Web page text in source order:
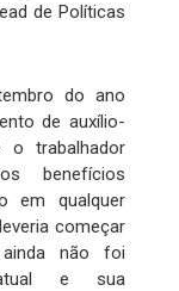
de Políticas
do ano
de auxílio-
o trabalhador
benefícios
em qualquer
começar
não foi
atual e sua